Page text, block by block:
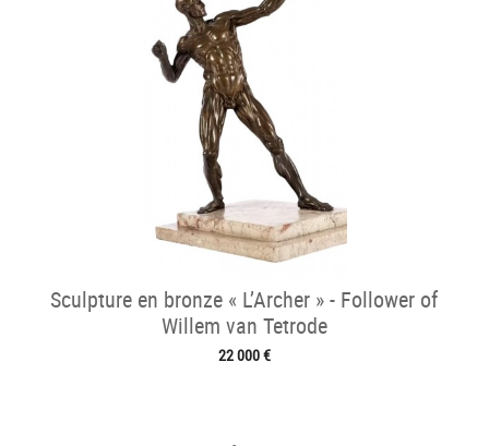
Sculpture en bronze « L’Archer » - Follower of
Willem van Tetrode
22 000 €